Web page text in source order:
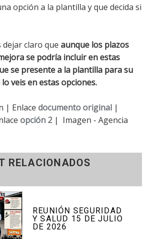
opción a la plantilla y que decida si
claro que aunque los plazos
se podría incluir en estas
se presente a la plantilla para su
veis en estas opciones.
| Enlace documento original |
opción 2 | Imagen - Agencia
RELACIONADOS
REUNIÓN SEGURIDAD
Y SALUD 15 DE JULIO
DE 2026